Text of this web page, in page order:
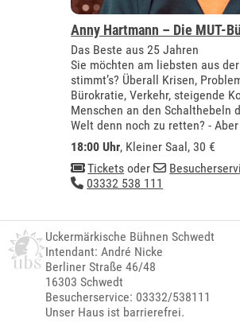
Anny Hartmann – Die MUT-
Das Beste aus 25 Jahren
Sie möchten am liebsten aus
stimmt’s? Überall Krisen,
Bürokratie, Verkehr, steigende
Menschen an den Schalthebeln
Welt denn noch zu retten? -
18:00 Uhr, Kleiner Saal, 30 €
Tickets oder
03332 538 111
Uckermärkische Bühnen Schwedt
Intendant: André Nicke
Berliner Straße 46/48
16303 Schwedt
Besucherservice: 03332/538111
Unser Haus ist barrierefrei.